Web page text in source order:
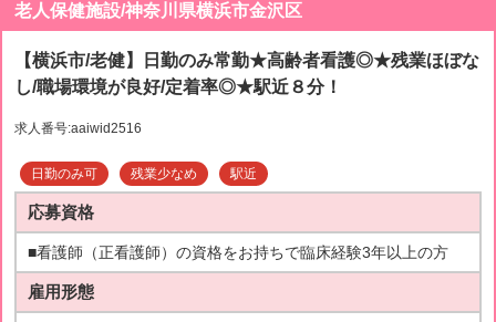
老人保健施設/神奈川県横浜市金沢区
【横浜市/老健】日勤のみ常勤★高齢者看護◎★残業ほぼな
し/職場環境が良好/定着率◎★駅近８分！
求人番号:aaiwid2516
日勤のみ可 残業少なめ 駅近
応募資格
■看護師（正看護師）の資格をお持ちで臨床経験3年以上の方
雇用形態